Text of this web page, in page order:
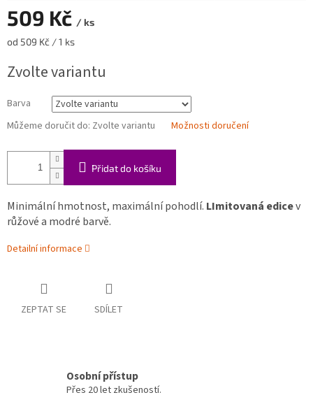
509 Kč / ks
Měrná
od 509 Kč / 1 ks
Zvolte variantu
Barva
Můžeme doručit do: Zvolte variantu Možnosti doručení
Přidat do košíku
Minimální hmotnost, maximální pohodlí. LImitovaná edicev
růžové a modré barvě.
Detailní informace
ZEPTAT SE SDÍLET
Osobní přístup
Přes 20 let zkušeností.